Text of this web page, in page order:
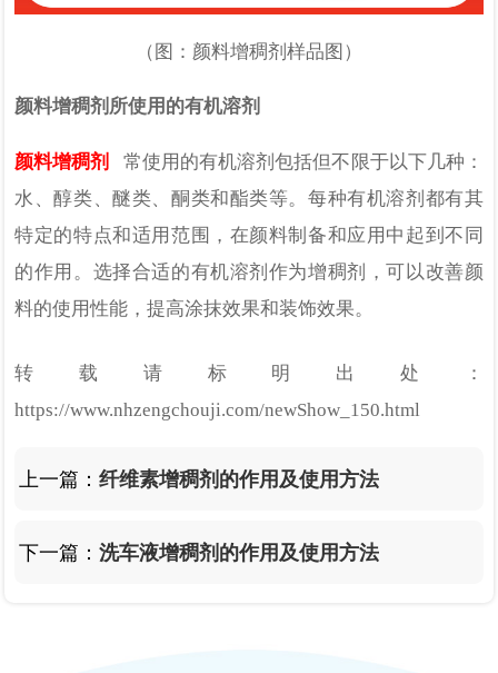
（图：颜料增稠剂样品图）
颜料增稠剂所使用的有机溶剂
颜料增稠剂
常使用的有机溶剂包括但不限于以下几种：
水、醇类、醚类、酮类和酯类等。每种有机溶剂都有其
特定的特点和适用范围，在颜料制备和应用中起到不同
的作用。选择合适的有机溶剂作为增稠剂，可以改善颜
料的使用性能，提高涂抹效果和装饰效果。
转载请标明出处：
https://www.nhzengchouji.com/newShow_150.html
上一篇：纤维素增稠剂的作用及使用方法
下一篇：洗车液增稠剂的作用及使用方法